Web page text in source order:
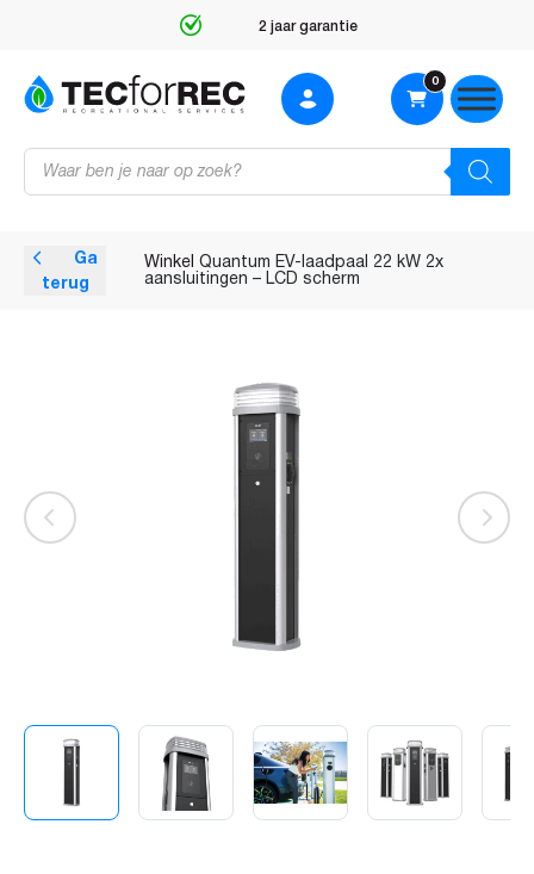
2 jaar garantie
Producten
zoeken
0
terug
Winkel Quantum EV-laadpaal 22 kW 2x
aansluitingen – LCD scherm